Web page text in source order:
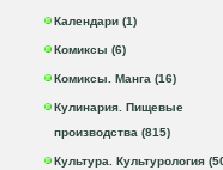
Календари (1)
Комиксы (6)
Комиксы. Манга (16)
Кулинария. Пищевые
производства (815)
Культура. Культурология